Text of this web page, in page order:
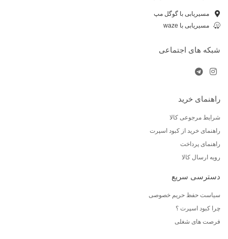
مسیریابی با گوگل مپ
مسیریابی با waze
شبکه های اجتماعی
راهنمای خرید
شرایط مرجوعی کالا
راهنمای خرید از کبود اسپرت
راهنمای پرداخت
رویه ارسال کالا
دسترسی سریع
سیاست حفظ حریم خصوصی
چرا کبود اسپرت ؟
فرصت های شغلی